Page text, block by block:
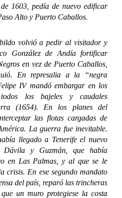
1603, pedía de nuevo edificar
Alto y Puerto Caballos.
volvió a pedir al visitador y
González de Andía fortificar
en vez de Puerto Caballos,
En represalia a la “negra
IV mandó embargar en los
los bajeles y caudales
(1654). En los planes del
las flotas cargadas de
La guerra fue inevitable.
llegado a Tenerife el nuevo
Dávila y Guzmán, que había
en Las Palmas, y al que se le
crisis. En ese segundo mandato
del país, reparó las trincheras
un muro protegiese la costa